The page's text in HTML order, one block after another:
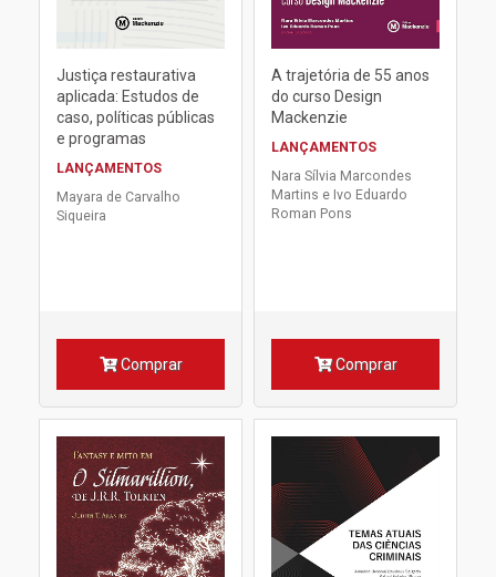
Justiça restaurativa
aplicada: Estudos de
caso, políticas públicas
e programas
LANÇAMENTOS
Mayara de Carvalho
Siqueira
Comprar
A trajetória de 55 anos
do curso Design
Mackenzie
LANÇAMENTOS
Nara Sílvia Marcondes
Martins e Ivo Eduardo
Roman Pons
Comprar